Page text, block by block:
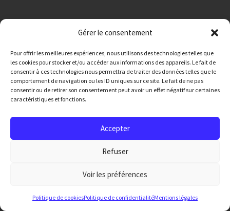
Gérer le consentement
Pour offrir les meilleures expériences, nous utilisons des technologies telles que
les cookies pour stocker et/ou accéder aux informations des appareils. Le fait de
consentir à ces technologies nous permettra de traiter des données telles que le
comportement de navigation ou les ID uniques sur ce site. Le fait de ne pas
consentir ou de retirer son consentement peut avoir un effet négatif sur certaines
caractéristiques et fonctions.
Accepter
Refuser
Voir les préférences
Politique de cookiesPolitique de confidentialitéMentions légales
Nous sommes adhérents